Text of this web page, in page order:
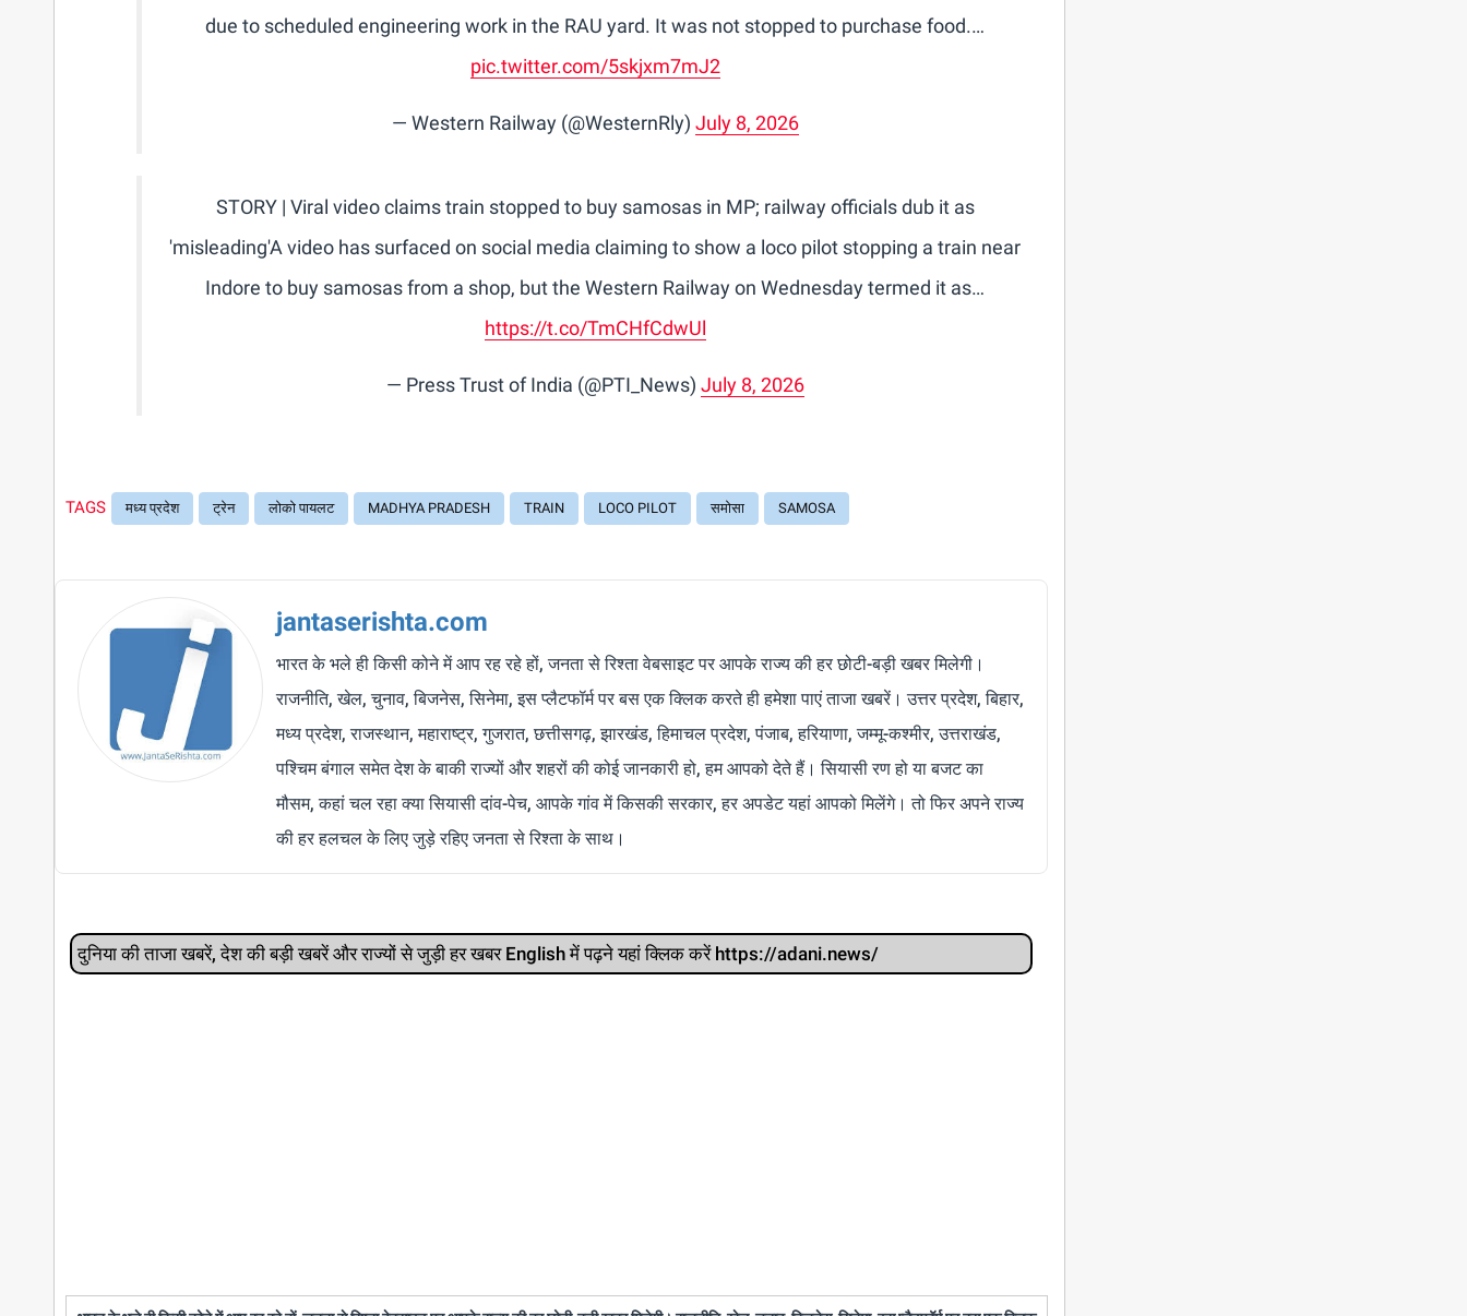
due to scheduled engineering work in the RAU yard. It was not stopped to purchase food.…
pic.twitter.com/5skjxm7mJ2
— Western Railway (@WesternRly) July 8, 2026
STORY | Viral video claims train stopped to buy samosas in MP; railway officials dub it as
'misleading'A video has surfaced on social media claiming to show a loco pilot stopping a train near
Indore to buy samosas from a shop, but the Western Railway on Wednesday termed it as…
https://t.co/TmCHfCdwUl
— Press Trust of India (@PTI_News) July 8, 2026
TAGS मध्य प्रदेश ट्रेन लोको पायलट MADHYA PRADESH TRAIN LOCO PILOT समोसा SAMOSA
jantaserishta.com
भारत के भले ही किसी कोने में आप रह रहे हों, जनता से रिश्ता वेबसाइट पर आपके राज्य की हर छोटी-बड़ी खबर मिलेगी।
राजनीति, खेल, चुनाव, बिजनेस, सिनेमा, इस प्लैटफॉर्म पर बस एक क्लिक करते ही हमेशा पाएं ताजा खबरें। उत्तर प्रदेश, बिहार,
मध्य प्रदेश, राजस्थान, महाराष्ट्र, गुजरात, छत्तीसगढ़, झारखंड, हिमाचल प्रदेश, पंजाब, हरियाणा, जम्मू-कश्मीर, उत्तराखंड,
पश्चिम बंगाल समेत देश के बाकी राज्यों और शहरों की कोई जानकारी हो, हम आपको देते हैं। सियासी रण हो या बजट का
मौसम, कहां चल रहा क्या सियासी दांव-पेच, आपके गांव में किसकी सरकार, हर अपडेट यहां आपको मिलेंगे। तो फिर अपने राज्य
की हर हलचल के लिए जुड़े रहिए जनता से रिश्ता के साथ।
दुनिया की ताजा खबरें, देश की बड़ी खबरें और राज्‍यों से जुड़ी हर खबर English में पढ़ने यहां क्लिक करें https://adani.news/